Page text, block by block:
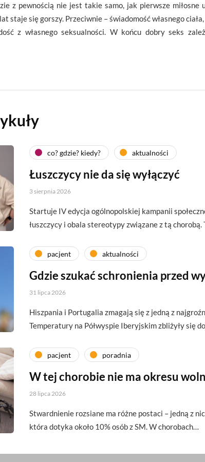
z pewnością nie jest takie samo, jak pierwsze
staje się gorszy. Przeciwnie – świadomość własnego
z własnego seksualności. W końcu dobry seks
co? gdzie? kiedy? aktualności
Łuszczycy nie da się wyłączyć
3 sierpnia 2026
Startuje IV edycja ogólnopolskiej kampanii
łuszczycy i obala stereotypy związane z tą chorobą.
pacjent aktualności
Gdzie szukać schronienia przed
31 lipca 2026
Hiszpania i Portugalia zmagają się z jedną z
Temperatury na Półwyspie Iberyjskim zbliżyły się
pacjent poradnia
W tej chorobie nie ma okresu
28 lipca 2026
Stwardnienie rozsiane ma różne postaci – jedną z
która dotyka około 10% osób z SM. W chorobach…